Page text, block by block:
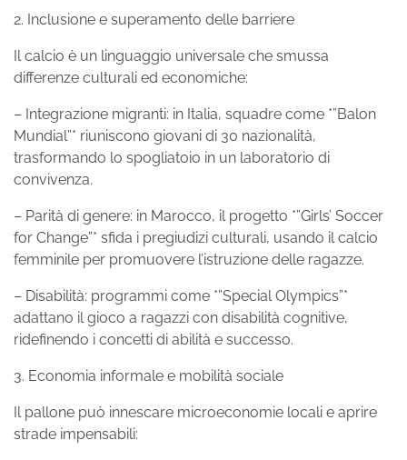
2. Inclusione e superamento delle barriere
Il calcio è un linguaggio universale che smussa
differenze culturali ed economiche:
– Integrazione migranti: in Italia, squadre come *”Balon
Mundial”* riuniscono giovani di 30 nazionalità,
trasformando lo spogliatoio in un laboratorio di
convivenza.
– Parità di genere: in Marocco, il progetto *”Girls’ Soccer
for Change”* sfida i pregiudizi culturali, usando il calcio
femminile per promuovere l’istruzione delle ragazze.
– Disabilità: programmi come *”Special Olympics”*
adattano il gioco a ragazzi con disabilità cognitive,
ridefinendo i concetti di abilità e successo.
3. Economia informale e mobilità sociale
Il pallone può innescare microeconomie locali e aprire
strade impensabili: